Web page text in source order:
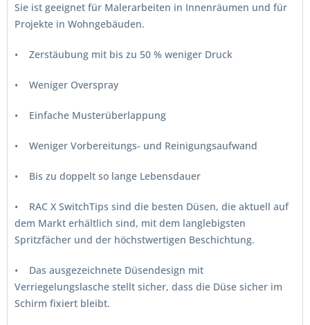
Sie ist geeignet für Malerarbeiten in Innenräumen und für
Projekte in Wohngebäuden.
• Zerstäubung mit bis zu 50 % weniger Druck
• Weniger Overspray
• Einfache Musterüberlappung
• Weniger Vorbereitungs- und Reinigungsaufwand
• Bis zu doppelt so lange Lebensdauer
• RAC X SwitchTips sind die besten Düsen, die aktuell auf
dem Markt erhältlich sind, mit dem langlebigsten
Spritzfächer und der höchstwertigen Beschichtung.
• Das ausgezeichnete Düsendesign mit
Verriegelungslasche stellt sicher, dass die Düse sicher im
Schirm fixiert bleibt.